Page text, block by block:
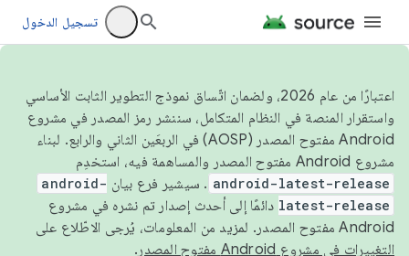
تسجيل الدخول
اعتبارًا من عام 2026، ولضمان اتّساق نموذج التطوير الثابت الأساسي
واستقرار المنصة في النظام المتكامل، سننشر رمز المصدر في مشروع
Android مفتوح المصدر (AOSP) في الربعَين الثاني والرابع. لبناء
مشروع Android مفتوح المصدر والمساهمة فيه، استخدِم
android-latest-release . سيشير فرع بيان android-
latest-release دائمًا إلى أحدث إصدار تم نشره في مشروع
Android مفتوح المصدر. لمزيد من المعلومات، يُرجى الاطّلاع على
التغييرات في مشروع Android مفتوح المصدر
.